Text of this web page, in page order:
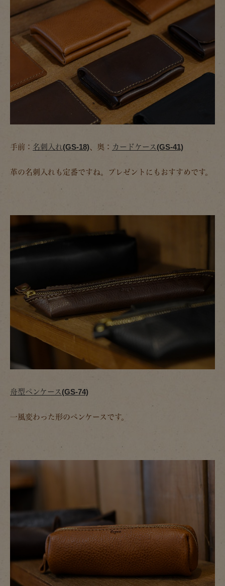
手前： 名刺入れ(GS-18)、奥： カードケース(GS-41)
革の名刺入れも定番ですね。プレゼントにもおすすめです。
舟型ペンケース(GS-74)
一風変わった形のペンケースです。